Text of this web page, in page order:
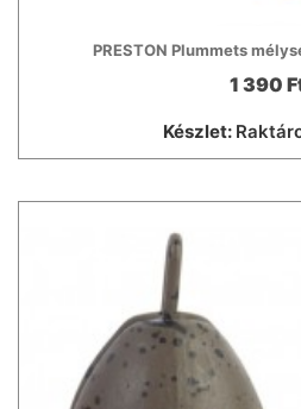
PRESTON Plummets
1 390
Készlet: